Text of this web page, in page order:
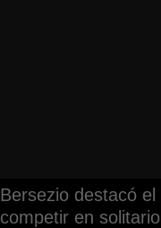
Bersezio destacó el
competir en